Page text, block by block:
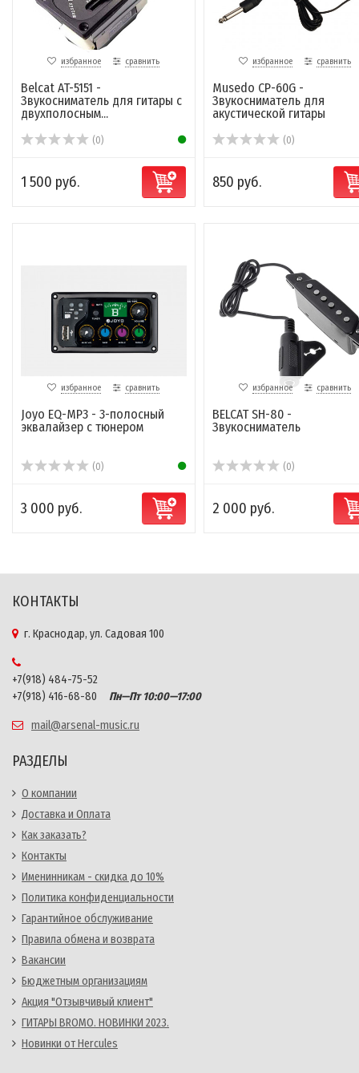
избранное сравнить
Belcat AT-5151 -
Звукосниматель для гитары с
двухполосным...
(0)
1 500 руб.
избранное сравнить
Musedo CP-60G -
Звукосниматель для
акустической гитары
(0)
850 руб.
избранное сравнить
Joyo EQ-MP3 - 3-полосный
эквалайзер с тюнером
(0)
3 000 руб.
избранное сравнить
BELCAT SH-80 -
Звукосниматель
(0)
2 000 руб.
КОНТАКТЫ
г. Краснодар, ул. Садовая 100
+7(918) 484-75-52
+7(918) 416-68-80
Пн—Пт 10:00—17:00
mail@arsenal-music.ru
РАЗДЕЛЫ
О компании
Доставка и Оплата
Как заказать?
Контакты
Именинникам - скидка до 10%
Политика конфиденциальности
Гарантийное обслуживание
Правила обмена и возврата
Вакансии
Бюджетным организациям
Акция "Отзывчивый клиент"
ГИТАРЫ BROMO. НОВИНКИ 2023.
Новинки от Hercules